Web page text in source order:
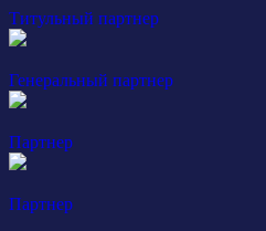
Титульный партнер
Генеральный партнер
Партнер
Партнер